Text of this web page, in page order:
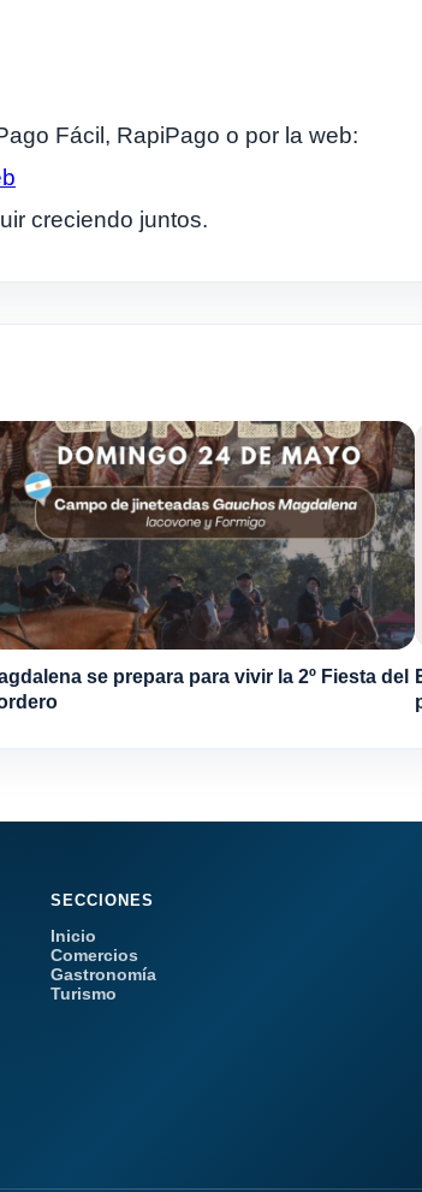
Fácil, RapiPago o por la web:
creciendo juntos.
se prepara para vivir la 2º Fiesta del
SECCIONES
Inicio
Comercios
Gastronomía
Turismo